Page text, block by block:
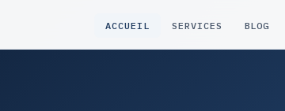
ACCUEIL SERVICES BLOG